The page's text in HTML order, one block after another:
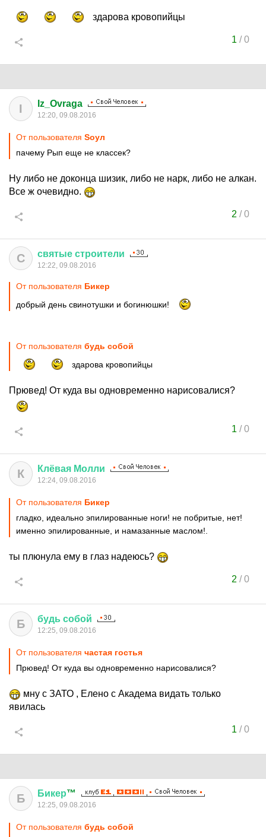
здарова кровопийцы
1 /0
I Iz_Ovraga
12:20, 09.08.2016
От пользователя Sоул
пачему Рып еще не классек?
Ну либо не доконца шизик, либо не нарк, либо не алкан.
Все ж очевидно.
2 /0
С святые строители
12:22, 09.08.2016
От пользователя Бикер
добрый день свинотушки и богинюшки!
От пользователя будь собой
здарова кровопийцы
Прювед! От куда вы одновременно нарисовалися?
1 /0
К Клёвая Молли
12:24, 09.08.2016
От пользователя Бикер
гладко, идеально эпилированные ноги! не побритые, нет!
именно эпилированные, и намазанные маслом!.
ты плюнула ему в глаз надеюсь?
2 /0
Б будь собой
12:25, 09.08.2016
От пользователя частая гостья
Прювед! От куда вы одновременно нарисовалися?
мну с ЗАТО , Елено с Академа видать только
явилась
1 /0
Б Бикер™
12:25, 09.08.2016
От пользователя будь собой